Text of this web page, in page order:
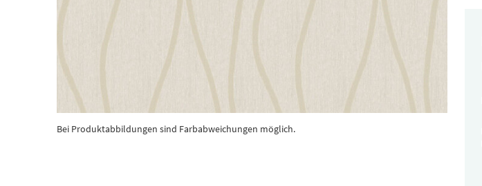
Bei Produktabbildungen sind Farbabweichungen möglich.